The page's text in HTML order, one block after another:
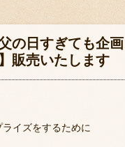
の日すぎても企
販売いたします
イズをするために